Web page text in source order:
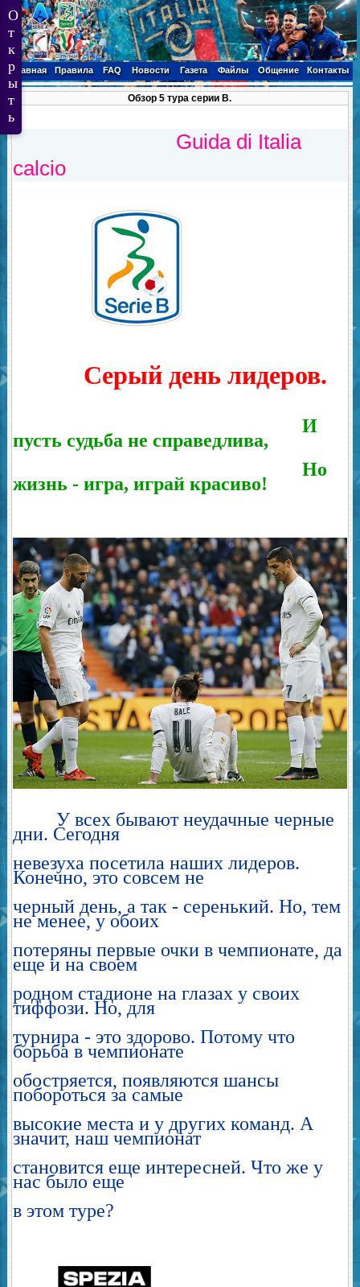
Главная Правила FAQ Новости Газета Файлы Общение Контакты
Обзор 5 тура серии В.
Guida di Italia
calcio
Серый день лидеров.
И
пусть судьба не справедлива,
Но
жизнь - игра, играй красиво!
У всех бывают неудачные черные
дни. Сегодня
невезуха посетила наших лидеров.
Конечно, это совсем не
черный день, а так - серенький. Но, тем
не менее, у обоих
потеряны первые очки в чемпионате, да
еще и на своем
родном стадионе на глазах у своих
тиффози. Но, для
турнира - это здорово. Потому что
борьба в чемпионате
обостряется, появляются шансы
побороться за самые
высокие места и у других команд. А
значит, наш чемпионат
становится еще интересней. Что же у
нас было еще
в этом туре?